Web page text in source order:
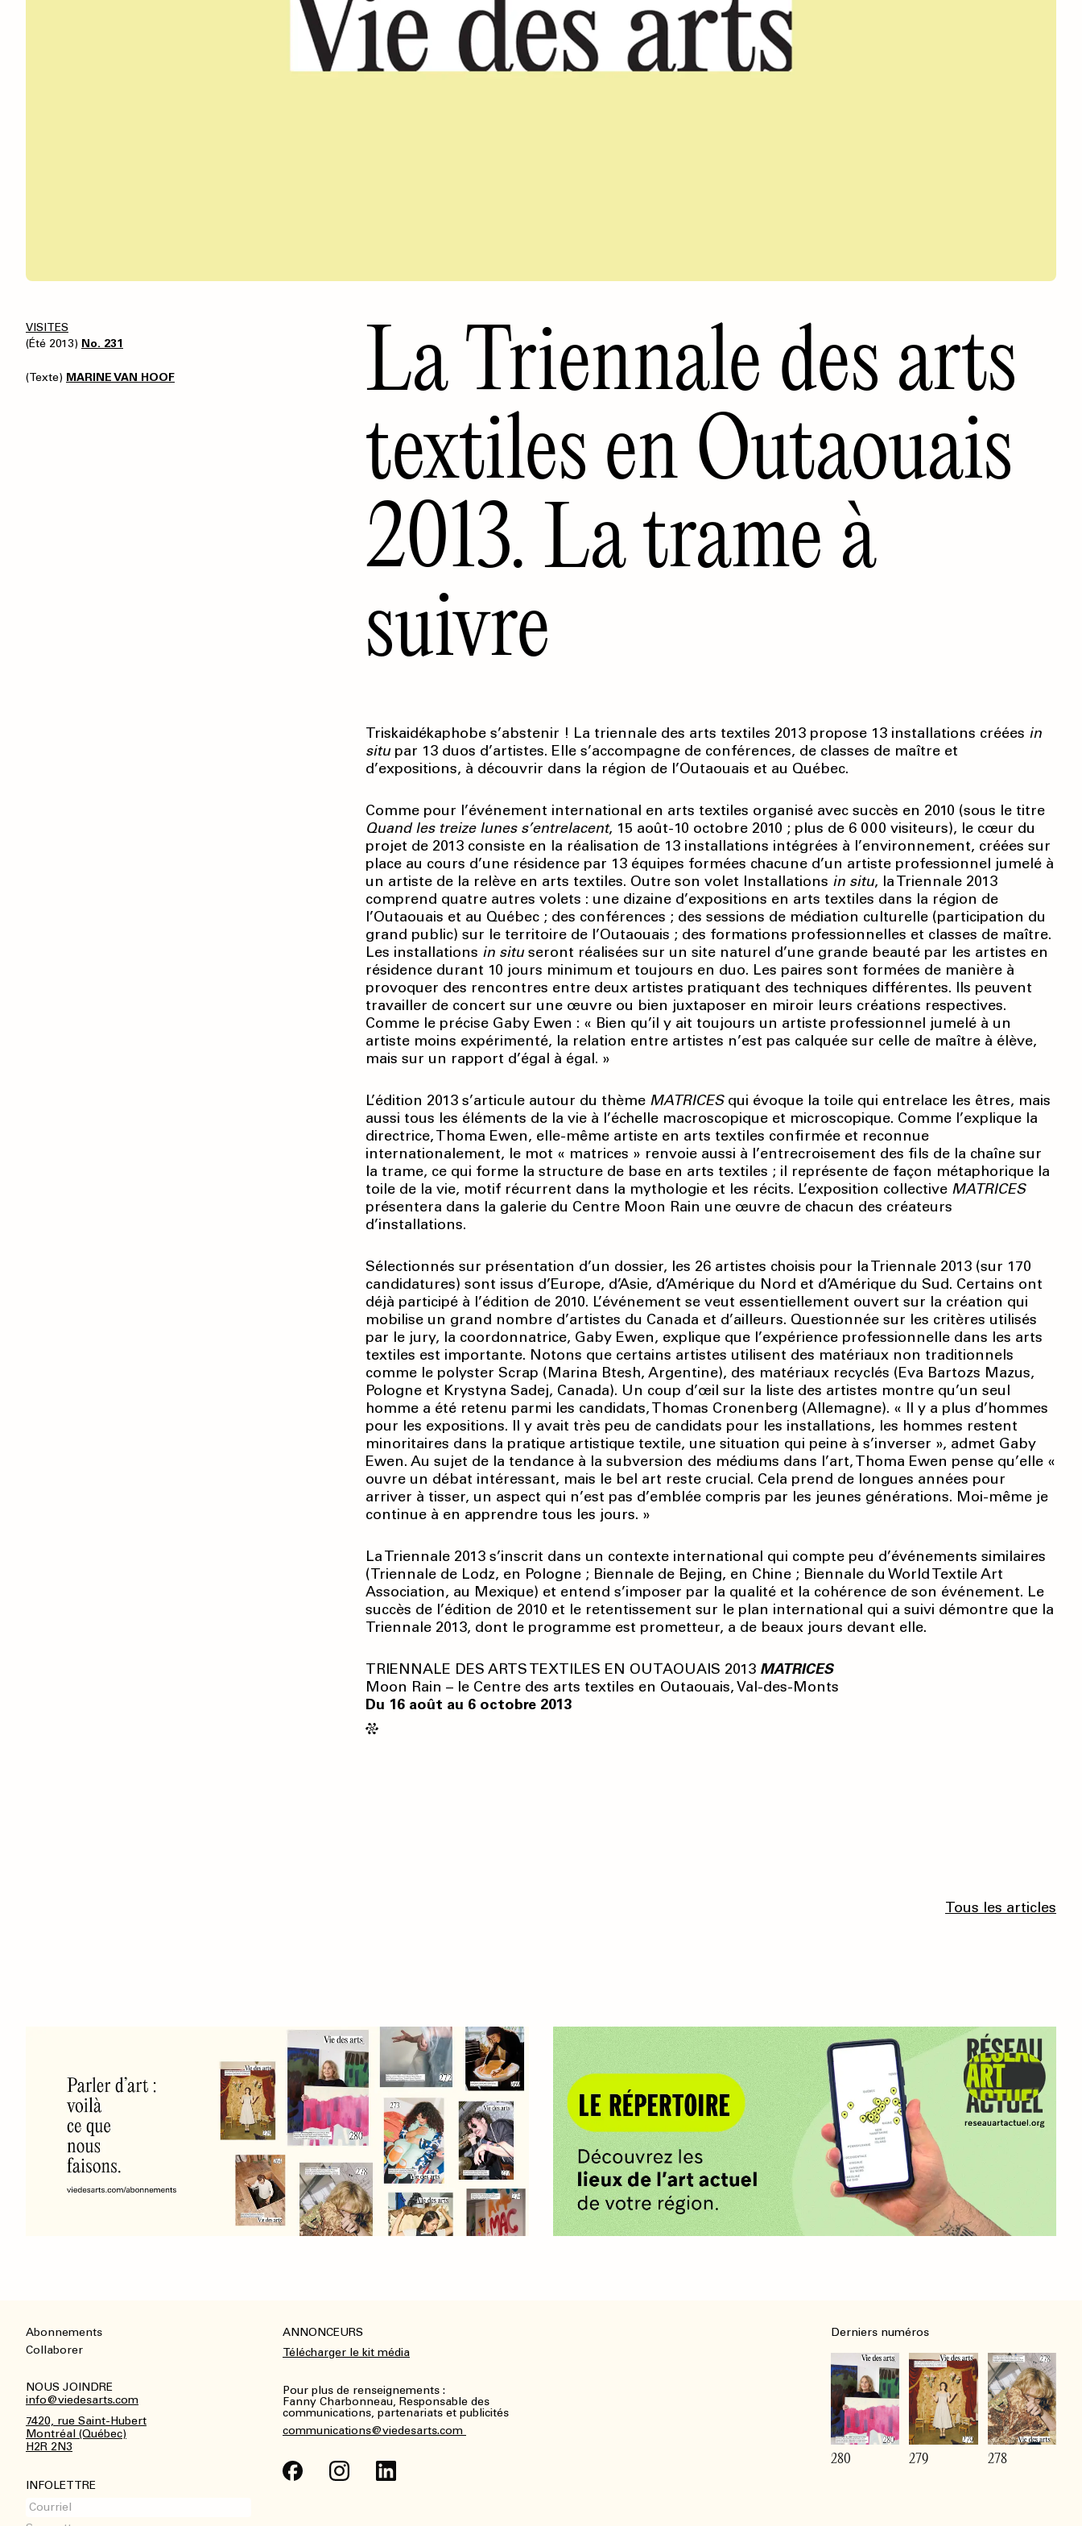
VISITES
(Été 2013) No. 231
(Texte) MARINE VAN HOOF
La Triennale des arts
textiles en Outaouais
2013. La trame à
suivre
Triskaidékaphobe s’abstenir ! La triennale des arts textiles 2013 propose 13 installations créées in
situpar 13 duos d’artistes. Elle s’accompagne de conférences, de classes de maître et
d’expositions, à découvrir dans la région de l’Outaouais et au Québec.
Comme pour l’événement international en arts textiles organisé avec succès en 2010 (sous le titre
Quand les treize lunes s’entrelacent, 15 août-10 octobre 2010 ; plus de 6 000 visiteurs), le cœur du
projet de 2013 consiste en la réalisation de 13 installations intégrées à l’environnement, créées sur
place au cours d’une résidence par 13 équipes formées chacune d’un artiste professionnel jumelé à
un artiste de la relève en arts textiles. Outre son volet Installations in situ, la Triennale 2013
comprend quatre autres volets : une dizaine d’expositions en arts textiles dans la région de
l’Outaouais et au Québec ; des conférences ; des sessions de médiation culturelle (participation du
grand public) sur le territoire de l’Outaouais ; des formations professionnelles et classes de maître.
Les installations in situseront réalisées sur un site naturel d’une grande beauté par les artistes en
résidence durant 10 jours minimum et toujours en duo. Les paires sont formées de manière à
provoquer des rencontres entre deux artistes pratiquant des techniques différentes. Ils peuvent
travailler de concert sur une œuvre ou bien juxtaposer en miroir leurs créations respectives.
Comme le précise Gaby Ewen : « Bien qu’il y ait toujours un artiste professionnel jumelé à un
artiste moins expérimenté, la relation entre artistes n’est pas calquée sur celle de maître à élève,
mais sur un rapport d’égal à égal. »
L’édition 2013 s’articule autour du thème MATRICESqui évoque la toile qui entrelace les êtres, mais
aussi tous les éléments de la vie à l’échelle macroscopique et microscopique. Comme l’explique la
directrice, Thoma Ewen, elle-même artiste en arts textiles confirmée et reconnue
internationalement, le mot « matrices » renvoie aussi à l’entrecroisement des fils de la chaîne sur
la trame, ce qui forme la structure de base en arts textiles ; il représente de façon métaphorique la
toile de la vie, motif récurrent dans la mythologie et les récits. L’exposition collective MATRICES
présentera dans la galerie du Centre Moon Rain une œuvre de chacun des créateurs
d’installations.
Sélectionnés sur présentation d’un dossier, les 26 artistes choisis pour la Triennale 2013 (sur 170
candidatures) sont issus d’Europe, d’Asie, d’Amérique du Nord et d’Amérique du Sud. Certains ont
déjà participé à l’édition de 2010. L’événement se veut essentiellement ouvert sur la création qui
mobilise un grand nombre d’artistes du Canada et d’ailleurs. Questionnée sur les critères utilisés
par le jury, la coordonnatrice, Gaby Ewen, explique que l’expérience professionnelle dans les arts
textiles est importante. Notons que certains artistes utilisent des matériaux non traditionnels
comme le polyster Scrap (Marina Btesh, Argentine), des matériaux recyclés (Eva Bartozs Mazus,
Pologne et Krystyna Sadej, Canada). Un coup d’œil sur la liste des artistes montre qu’un seul
homme a été retenu parmi les candidats, Thomas Cronenberg (Allemagne). « Il y a plus d’hommes
pour les expositions. Il y avait très peu de candidats pour les installations, les hommes restent
minoritaires dans la pratique artistique textile, une situation qui peine à s’inverser », admet Gaby
Ewen. Au sujet de la tendance à la subversion des médiums dans l’art, Thoma Ewen pense qu’elle «
ouvre un débat intéressant, mais le bel art reste crucial. Cela prend de longues années pour
arriver à tisser, un aspect qui n’est pas d’emblée compris par les jeunes générations. Moi-même je
continue à en apprendre tous les jours. »
La Triennale 2013 s’inscrit dans un contexte international qui compte peu d’événements similaires
(Triennale de Lodz, en Pologne ; Biennale de Bejing, en Chine ; Biennale du World Textile Art
Association, au Mexique) et entend s’imposer par la qualité et la cohérence de son événement. Le
succès de l’édition de 2010 et le retentis­sement sur le plan international qui a suivi démontre que la
Triennale 2013, dont le programme est prometteur, a de beaux jours devant elle.
TRIENNALE DES ARTS TEXTILES EN OUTAOUAIS 2013 MATRICES
Moon Rain – le Centre des arts textiles en Outaouais, Val-des-Monts
Du 16 août au 6 octobre 2013
Tous les articles
Abonnements
Collaborer
NOUS JOINDRE
info@viedesarts.com
7420, rue Saint-Hubert
Montréal (Québec)
H2R 2N3
INFOLETTRE
ANNONCEURS
Télécharger le kit média
Pour plus de renseignements :
Fanny Charbonneau, Responsable des
communications, partenariats et publicités
communications@viedesarts.com
Derniers numéros
280 279 278